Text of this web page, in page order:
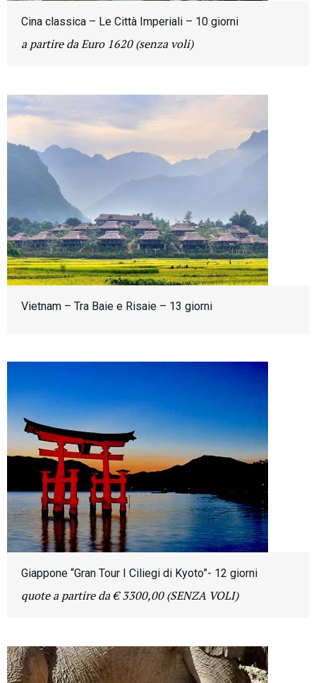
Cina classica – Le Città Imperiali – 10 giorni
a partire da Euro 1620 (senza voli)
Vietnam – Tra Baie e Risaie – 13 giorni
Giappone “Gran Tour I Ciliegi di Kyoto”- 12 giorni
quote a partire da € 3300,00 (SENZA VOLI)